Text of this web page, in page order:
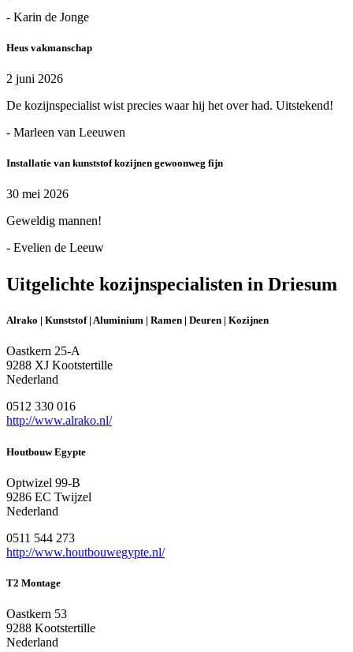
- Karin de Jonge
Heus vakmanschap
2 juni 2026
De kozijnspecialist wist precies waar hij het over had. Uitstekend!
- Marleen van Leeuwen
Installatie van kunststof kozijnen gewoonweg fijn
30 mei 2026
Geweldig mannen!
- Evelien de Leeuw
Uitgelichte kozijnspecialisten in Driesum
Alrako | Kunststof | Aluminium | Ramen | Deuren | Kozijnen
Oastkern 25-A
9288 XJ Kootstertille
Nederland
0512 330 016
http://www.alrako.nl/
Houtbouw Egypte
Optwizel 99-B
9286 EC Twijzel
Nederland
0511 544 273
http://www.houtbouwegypte.nl/
T2 Montage
Oastkern 53
9288 Kootstertille
Nederland